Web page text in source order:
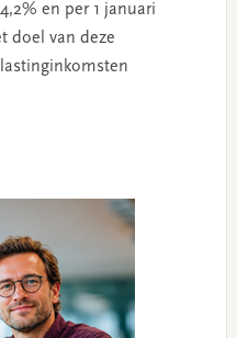
en per 1 januari
doel van deze